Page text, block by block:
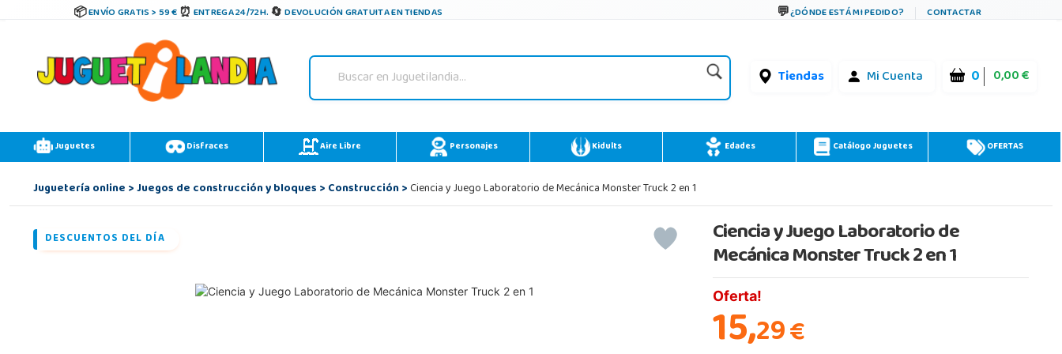
ENVÍO GRATIS > 59 € ENTREGA 24/72H. DEVOLUCIÓN GRATUITA EN TIENDAS ¿DÓNDE ESTÁ MI PEDIDO? CONTACTAR
Tiendas Mi Cuenta 0 0,00 €
Juguetes Disfraces Aire Libre Personajes Kidults Edades Catálogo Juguetes OFERTAS
Juguetería online>Juegos de construcción y bloques>Construcción>Ciencia y Juego Laboratorio de Mecánica Monster Truck 2 en 1
DESCUENTOS DEL DÍA Ciencia y Juego Laboratorio de
Mecánica Monster Truck 2 en 1
Oferta!
15,29€